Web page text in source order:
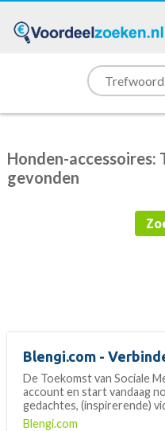
Honden-
gevonden
Blengi.com -
De Toekomst van Sociale
account en start vandaag
gedachtes, (inspirerende)
Blengi.com